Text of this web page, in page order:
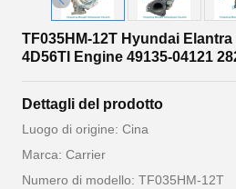
TF035HM-12T Hyundai
4D56TI Engine 49135-04121
Dettagli del prodotto
Luogo di origine: Cina
Marca: Carrier
Numero di modello: TF035HM-12T